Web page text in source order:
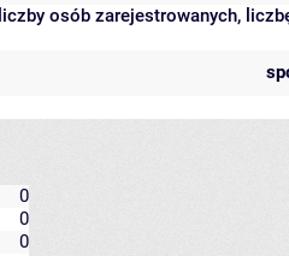
osób zarejestrowanych,
0
0
0